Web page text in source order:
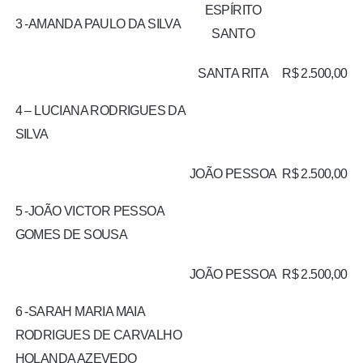
3 -AMANDA PAULO DA SILVA
ESPÍRITO
SANTO
4 – LUCIANA RODRIGUES DA
SILVA
SANTA RITA R$ 2.500,00
5 -JOÃO VICTOR PESSOA
GOMES DE SOUSA
JOÃO PESSOA R$ 2.500,00
6 -SARAH MARIA MAIA
RODRIGUES DE CARVALHO
HOLANDA AZEVEDO
JOÃO PESSOA R$ 2.500,00